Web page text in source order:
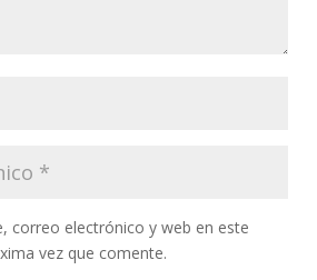
correo electrónico y web en este
vez que comente.